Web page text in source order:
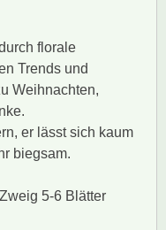
florale
Trends und
Weihnachten,
er lässt sich kaum
biegsam.
5-6 Blätter